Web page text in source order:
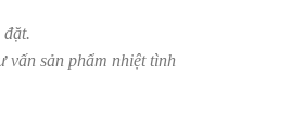
đặt.
vấn sản phẩm nhiệt tình